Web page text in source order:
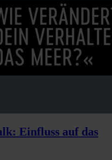
Einfluss auf das